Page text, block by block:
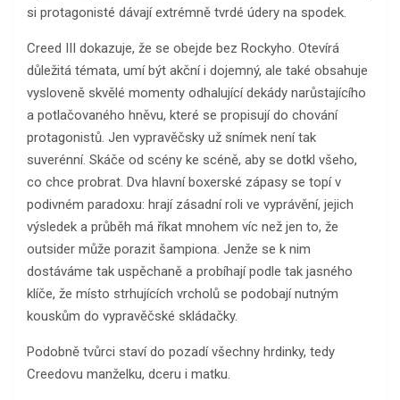
si protagonisté dávají extrémně tvrdé údery na spodek.
Creed III dokazuje, že se obejde bez Rockyho. Otevírá
důležitá témata, umí být akční i dojemný, ale také obsahuje
vysloveně skvělé momenty odhalující dekády narůstajícího
a potlačovaného hněvu, které se propisují do chování
protagonistů. Jen vypravěčsky už snímek není tak
suverénní. Skáče od scény ke scéně, aby se dotkl všeho,
co chce probrat. Dva hlavní boxerské zápasy se topí v
podivném paradoxu: hrají zásadní roli ve vyprávění, jejich
výsledek a průběh má říkat mnohem víc než jen to, že
outsider může porazit šampiona. Jenže se k nim
dostáváme tak uspěchaně a probíhají podle tak jasného
klíče, že místo strhujících vrcholů se podobají nutným
kouskům do vypravěčské skládačky.
Podobně tvůrci staví do pozadí všechny hrdinky, tedy
Creedovu manželku, dceru i matku.